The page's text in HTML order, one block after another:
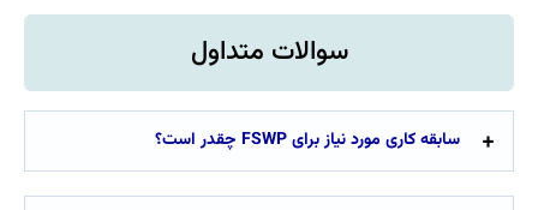
سوالات متداول
سابقه کاری مورد نیاز برای FSWP چقدر است؟